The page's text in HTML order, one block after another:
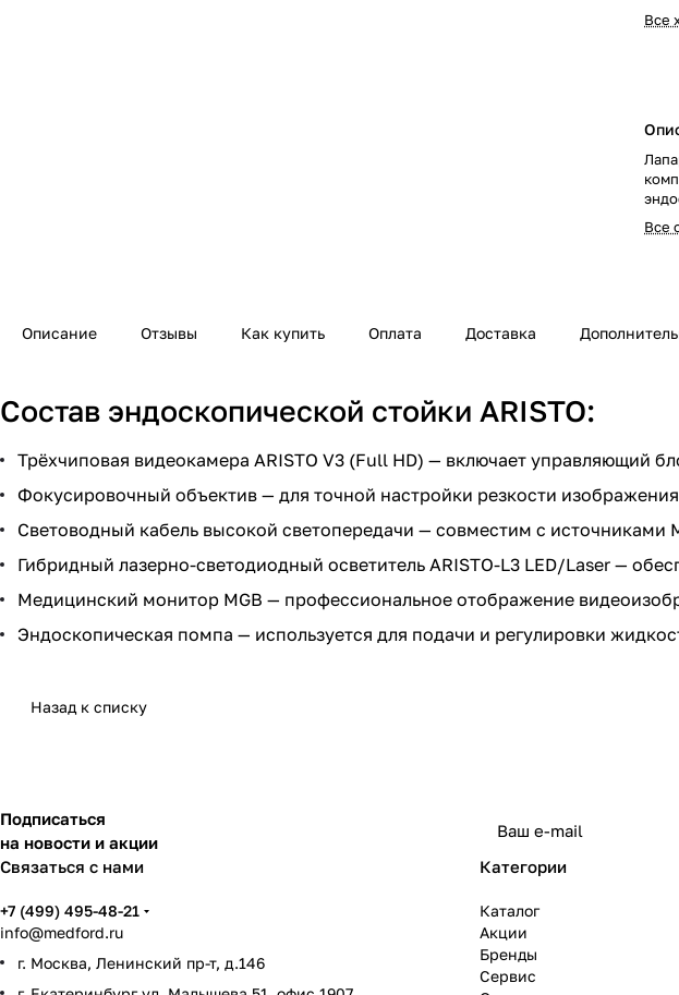
Все
Все
Описание Отзывы Как купить Оплата Доставка
Состав эндоскопической стойки ARISTO:
Трёхчиповая видеокамера ARISTO V3 (Full HD) — включает управляющий
Фокусировочный объектив — для точной настройки резкости
Световодный кабель высокой светопередачи — совместим с источниками
Гибридный лазерно-светодиодный осветитель ARISTO-L3 LED/Laser —
Медицинский монитор MGB — профессиональное отображение
Эндоскопическая помпа — используется для подачи и регулировки
Назад к списку
Подписаться
на новости и акции
Связаться с нами
+7 (499) 495-48-21
info@medford.ru
г. Москва, Ленинский пр-т, д.146
Категории
Каталог
Акции
Бренды
Сервис